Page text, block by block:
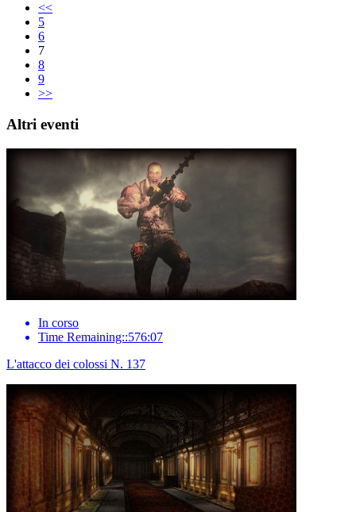
<<
5
6
7
8
9
>>
Altri eventi
In corso
Time Remaining::576:07
L'attacco dei colossi N. 137